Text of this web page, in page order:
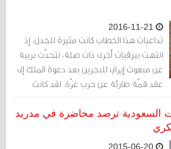
تداعيات هذا الخطاب كانت مثيرة للجدل، إذ
انتهت ببرقيات أخرى ذات صلة، تتحدّث بريبة
عن مبعوث إيراني للبحرين بعد دعوة الملك إلى
عقد قمّة طارئة عن حرب غزّة. لقد كانت
السفارة الأمريكية في المنامة قلقة من
تعاون بحريني إيراني، ما اضطر الخارجية
البحرينية لأن تجاهد في نفي هذا الاتهام،
وتبرئة الملك من أي تنسيق مع إيران!
السعودية ترصد محاضرة في مدريد